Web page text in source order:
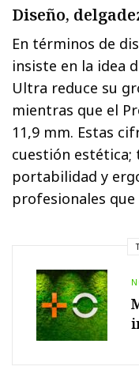
Diseño,
En términos de
insiste en la idea
Ultra reduce su
mientras que el
11,9 mm. Estas
cuestión estética;
portabilidad y
profesionales que